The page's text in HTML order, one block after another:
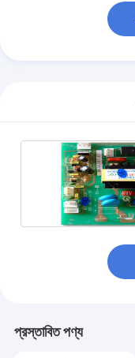
প্রস্তাবিত পণ্য